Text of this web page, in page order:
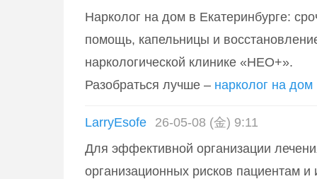
Нарколог на дом в Екатеринбурге:
помощь, капельницы и
наркологической клинике «НЕО+».
Разобраться лучше – нарколог на дом
LarryEsofe
26-05-08 (金) 9:11
Для эффективной организации
организационных рисков пациентам и